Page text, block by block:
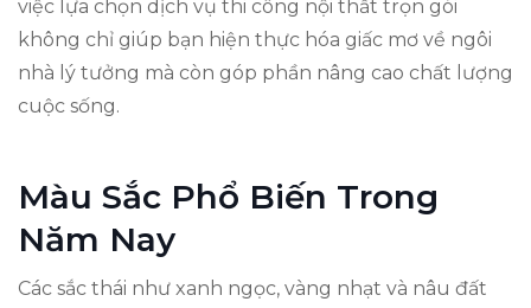
việc lựa chọn dịch vụ thi công nội thất trọn gói
không chỉ giúp bạn hiện thực hóa giấc mơ về ngôi
nhà lý tưởng mà còn góp phần nâng cao chất lượng
cuộc sống.
Màu Sắc Phổ Biến Trong
Năm Nay
Các sắc thái như xanh ngọc, vàng nhạt và nâu đất